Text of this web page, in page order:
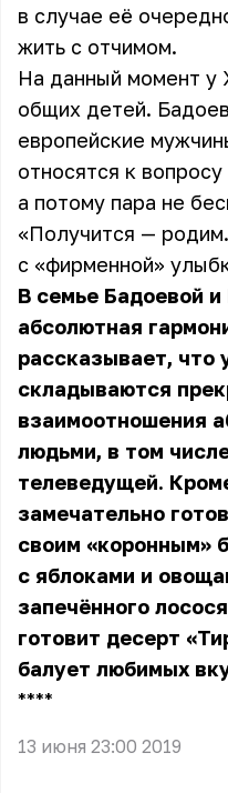
в случае её
жить с отчимом.
На данный момент у
общих детей.
европейские
относятся к
а потому пара не
«Получится —
с «фирменной»
В семье Бадоевой
абсолютная
рассказывает, что
складываются
взаимоотношения
людьми, в том
телеведущей.
замечательно
своим «коронным»
с яблоками и
запечённого
готовит десерт
балует любимых
** **
13 июня 23:00 2019